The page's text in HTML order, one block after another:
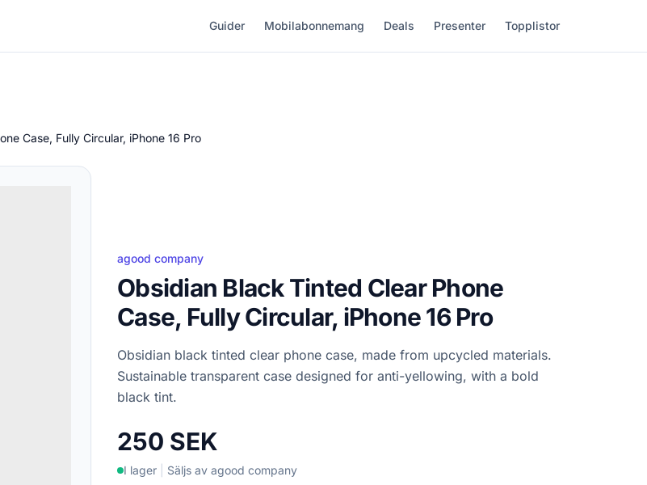
Guider Mobilabonnemang Deals Presenter Topplistor
Case, Fully Circular, iPhone 16 Pro
agood company
Obsidian Black Tinted Clear Phone
Case, Fully Circular, iPhone 16 Pro
Obsidian black tinted clear phone case, made from upcycled materials.
Sustainable transparent case designed for anti-yellowing, with a bold
black tint.
250 SEK
I lager Säljs av agood company